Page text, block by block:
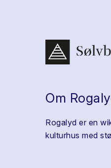
Om
Rogalyd er en
kulturhus med